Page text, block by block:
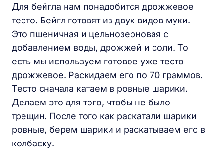
Для бейгла нам понадобится дрожжевое
тесто. Бейгл готовят из двух видов муки.
Это пшеничная и цельнозерновая с
добавлением воды, дрожжей и соли. То
есть мы используем готовое уже тесто
дрожжевое. Раскидаем его по 70 граммов.
Тесто сначала катаем в ровные шарики.
Делаем это для того, чтобы не было
трещин. После того как раскатали шарики
ровные, берем шарики и раскатываем его в
колбаску.